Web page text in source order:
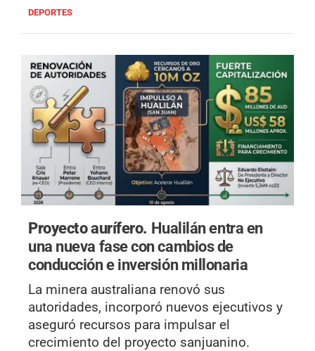
DEPORTES
Proyecto aurífero. Hualilán entra en
una nueva fase con cambios de
conducción e inversión millonaria
La minera australiana renovó sus
autoridades, incorporó nuevos ejecutivos y
aseguró recursos para impulsar el
crecimiento del proyecto sanjuanino.